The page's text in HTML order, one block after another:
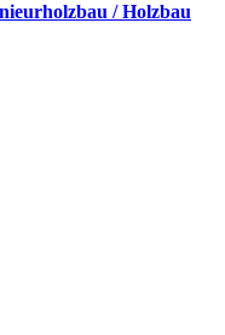
/ Holzbau